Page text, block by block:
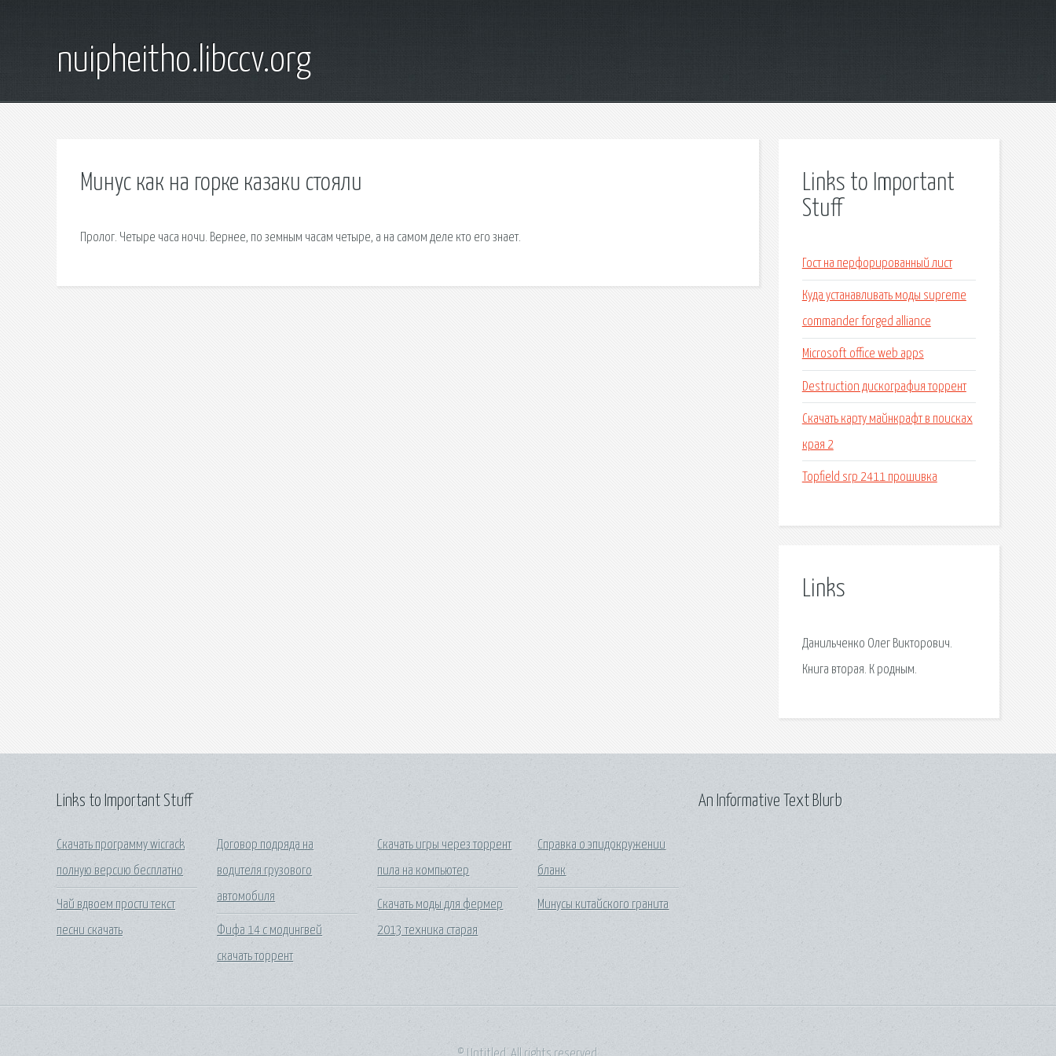
nuipheitho.libccv.org
Минус как на горке казаки стояли
Пролог. Четыре часа ночи. Вернее, по земным часам четыре, а на самом деле кто его знает.
Links to Important
Stuff
Гост на перфорированный лист
Куда устанавливать моды supreme
commander forged alliance
Microsoft office web apps
Destruction дискография торрент
Скачать карту майнкрафт в поисках
края 2
Topfield srp 2411 прошивка
Links
Данильченко Олег Викторович.
Книга вторая. К родным.
Links to Important Stuff
Скачать программу wicrack
полную версию бесплатно
Чай вдвоем прости текст
песни скачать
Договор подряда на
водителя грузового
автомобиля
Фифа 14 с модингвей
скачать торрент
Скачать игры через торрент
пила на компьютер
Скачать моды для фермер
2013 техника старая
Справка о эпидокружении
бланк
Минусы китайского гранита
An Informative Text Blurb